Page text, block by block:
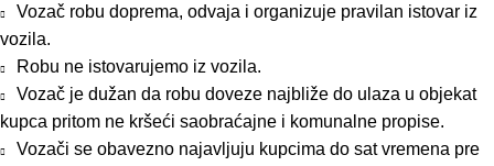
Vozač robu doprema, odvaja i organizuje pravilan istovar iz
vozila.
Robu ne istovarujemo iz vozila.
Vozač je dužan da robu doveze najbliže do ulaza u objekat
kupca pritom ne kršeći saobraćajne i komunalne propise.
Vozači se obavezno najavljuju kupcima do sat vremena pre